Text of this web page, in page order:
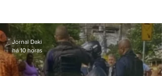
Jornal Daki
há 10 horas